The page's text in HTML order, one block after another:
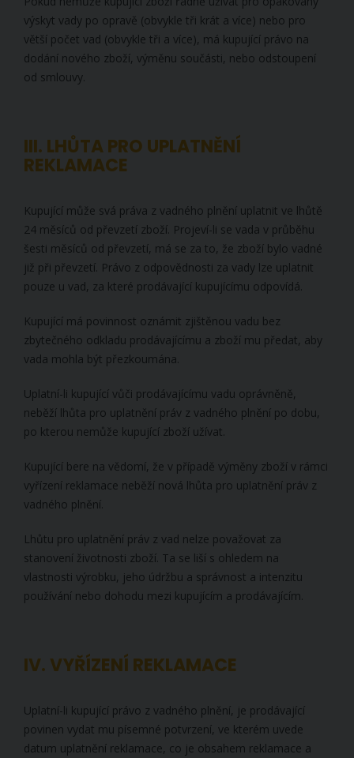
výskyt vady po opravě (obvykle tři krát a více) nebo pro
větší počet vad (obvykle tři a více), má kupující právo na
dodání nového zboží, výměnu součásti, nebo odstoupení
od smlouvy.
III. LHŮTA PRO UPLATNĚNÍ
REKLAMACE
Kupující může svá práva z vadného plnění uplatnit ve lhůtě
24 měsíců od převzetí zboží. Projeví-li se vada v průběhu
šesti měsíců od převzetí, má se za to, že zboží bylo vadné
již při převzetí. Právo z odpovědnosti za vady lze uplatnit
pouze u vad, za které prodávající kupujícímu odpovídá.
Kupující má povinnost oznámit zjištěnou vadu bez
zbytečného odkladu prodávajícímu a zboží mu předat, aby
vada mohla být přezkoumána.
Uplatní-li kupující vůči prodávajícímu vadu oprávněně,
neběží lhůta pro uplatnění práv z vadného plnění po dobu,
po kterou nemůže kupující zboží užívat.
Kupující bere na vědomí, že v případě výměny zboží v rámci
vyřízení reklamace neběží nová lhůta pro uplatnění práv z
vadného plnění.
Lhůtu pro uplatnění práv z vad nelze považovat za
stanovení životnosti zboží. Ta se liší s ohledem na
vlastnosti výrobku, jeho údržbu a správnost a intenzitu
používání nebo dohodu mezi kupujícím a prodávajícím.
IV. VYŘÍZENÍ REKLAMACE
Uplatní-li kupující právo z vadného plnění, je prodávající
povinen vydat mu písemné potvrzení, ve kterém uvede
datum uplatnění reklamace, co je obsahem reklamace a